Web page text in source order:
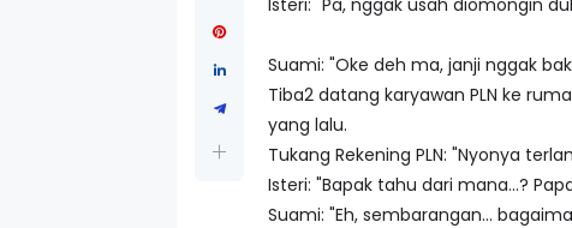
Isteri: "Pa, nggak usah diomongin
Suami: "Oke deh ma, janji nggak
Tiba2 datang karyawan PLN ke
yang lalu.
Tukang Rekening PLN: "Nyonya
Isteri: "Bapak tahu dari mana...?
Suami: "Eh, sembarangan...